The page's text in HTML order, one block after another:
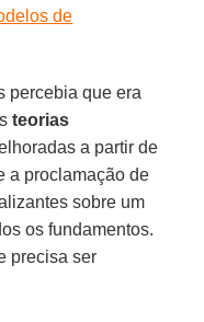
de
percebia que era
teorias
a partir de
a proclamação de
sobre um
os fundamentos.
precisa ser